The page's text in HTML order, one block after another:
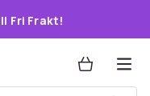
Fri Frakt!